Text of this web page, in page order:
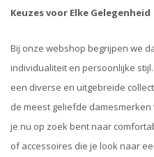
Keuzes voor Elke Gelegenheid
Bij onze webshop begrijpen we
individualiteit en persoonlijke
een diverse en uitgebreide
de meest geliefde
je nu op zoek bent naar
of accessoires die je look naar